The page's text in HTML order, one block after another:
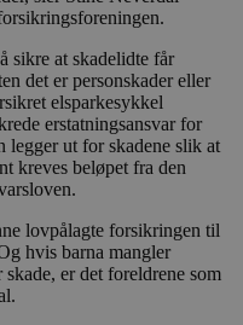
sikre at skadelidte får
det er personskader eller
elsparkesykkel
erstatningsansvar for
ut for skadene slik at
kreves beløpet fra den
lovpålagte forsikringen til
hvis barna mangler
er det foreldrene som